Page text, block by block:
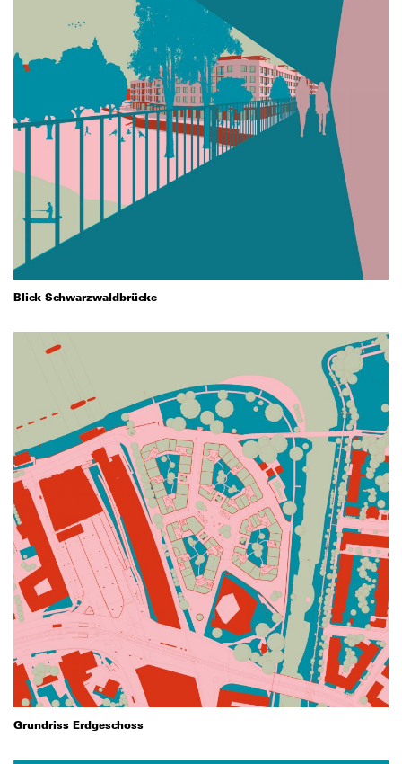
Blick Schwarzwaldbrücke
Grundriss Erdgeschoss